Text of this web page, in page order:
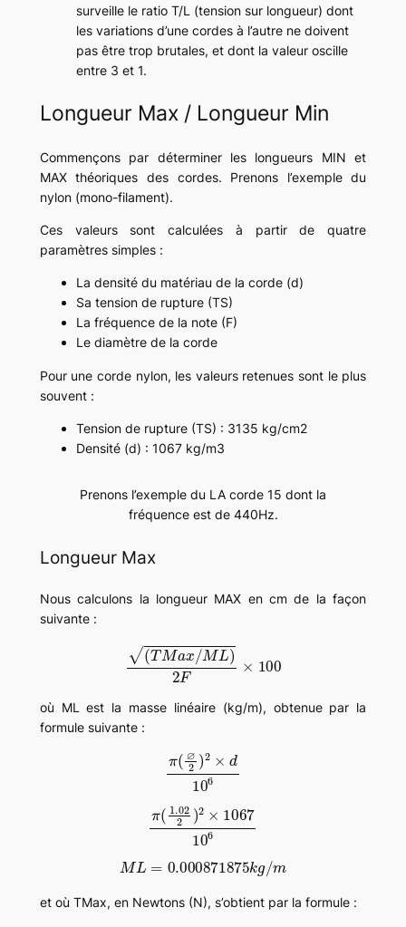
surveille le ratio T/L (tension sur longueur) dont
les variations d’une cordes à l’autre ne doivent
pas être trop brutales, et dont la valeur oscille
entre 3 et 1.
Longueur Max / Longueur Min
Commençons par déterminer les longueurs MIN et
MAX théoriques des cordes. Prenons l’exemple du
nylon (mono-filament).
Ces valeurs sont calculées à partir de quatre
paramètres simples :
La densité du matériau de la corde (d)
Sa tension de rupture (TS)
La fréquence de la note (F)
Le diamètre de la corde
Pour une corde nylon, les valeurs retenues sont le plus
souvent :
Tension de rupture (TS) : 3135 kg/cm2
Densité (d) : 1067 kg/m3
Prenons l’exemple du LA corde 15 dont la
fréquence est de 440Hz.
Longueur Max
Nous calculons la longueur MAX en cm de la façon
suivante :
(TMax/ML)2F×
où ML est la masse linéaire (kg/m), obtenue par la
formule suivante :
∅2) 2× d 10
1.022) 2× 106710
ML= 0.000871875kg/m
et où TMax, en Newtons (N), s’obtient par la formule :